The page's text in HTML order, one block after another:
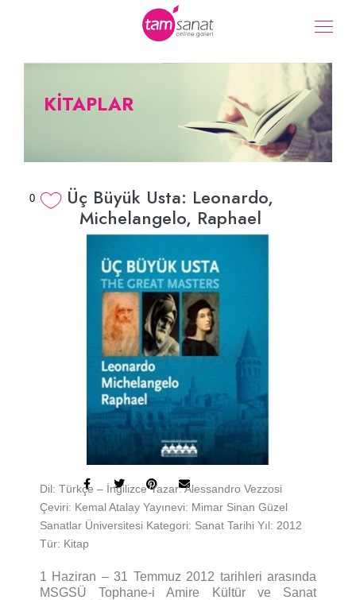
KİTAPLAR
0
Üç Büyük Usta: Leonardo,
Michelangelo, Raphael
Dil: Türkçe – İngilizce Yazar: Alessandro Vezzosi
Çeviri: Kemal Atalay Yayınevi: Mimar Sinan Güzel
Sanatlar Üniversitesi Kategori: Sanat Tarihi Yıl: 2012
Tür: Kitap
1 Haziran – 31 Temmuz 2012 tarihleri arasında
MSGSÜ Tophane-i Amire Kültür ve Sanat